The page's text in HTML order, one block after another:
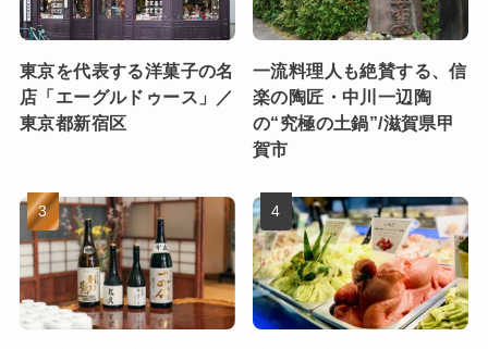
東京を代表する洋菓子の名
店「エーグルドゥース」／
東京都新宿区
一流料理人も絶賛する、信
楽の陶匠・中川一辺陶
の“究極の土鍋”/滋賀県甲
賀市